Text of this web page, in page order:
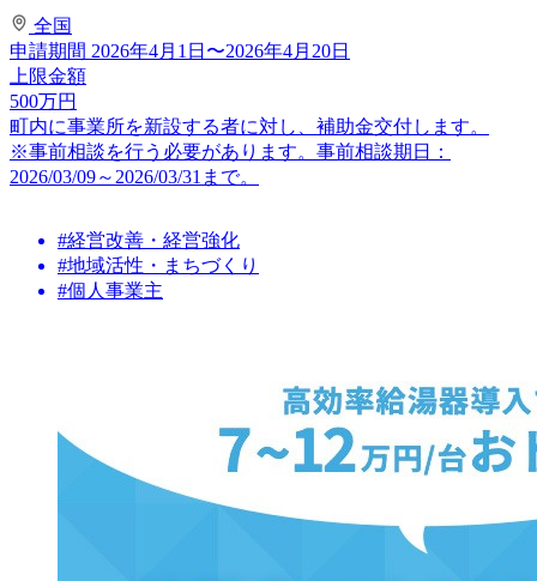
全国
申請期間 2026年4月1日〜2026年4月20日
上限金額
500万円
町内に事業所を新設する者に対し、補助金交付します。
※事前相談を行う必要があります。事前相談期日：
2026/03/09～2026/03/31まで。
#経営改善・経営強化
#地域活性・まちづくり
#個人事業主